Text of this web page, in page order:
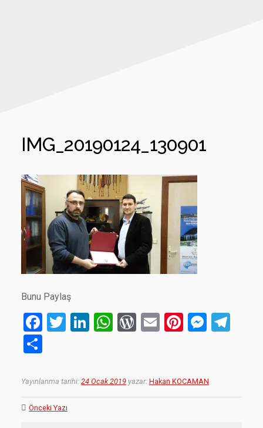
IMG_20190124_130901
Bunu Paylaş
F
b
o
o
T
er
Li
dI
n
W
s
A
W
Pr
es
E
Pi
es
t
M
n
g a
ar
e
Yayınlanma tarihi: 24 Ocak 2019 yazar: Hakan KOCAMAN
Önceki Yazı